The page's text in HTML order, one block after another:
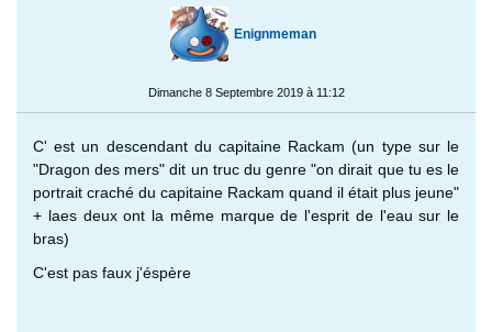
Enignmeman
Dimanche 8 Septembre 2019 à 11:12
C' est un descendant du capitaine Rackam (un type sur le
"Dragon des mers" dit un truc du genre "on dirait que tu es le
portrait craché du capitaine Rackam quand il était plus jeune"
+ laes deux ont la même marque de l'esprit de l'eau sur le
bras)
C'est pas faux j'éspère